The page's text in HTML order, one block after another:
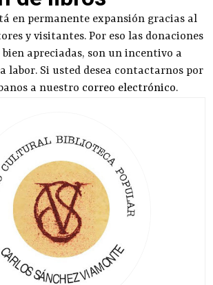
en permanente expansión gracias al
y visitantes. Por eso las donaciones
bien apreciadas, son un incentivo a
labor. Si usted desea contactarnos por
a nuestro correo electrónico.